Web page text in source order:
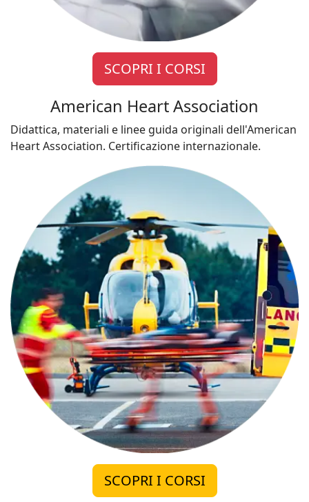
SCOPRI I CORSI
American Heart Association
Didattica, materiali e linee guida originali dell'American
Heart Association. Certificazione internazionale.
SCOPRI I CORSI